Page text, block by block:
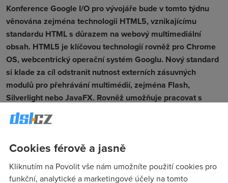
Konference Google I/O pro vývojáře bude v tomto týdnu
věnována zejména technologii HTML5, vznikajícímu
standardu HTML s důrazem na webový multimediální
obsah. HTML5 je klíčovou technologií rovněž pro Chrome
OS, webcentrický operační systém Googlu. Nový standard
si klade za cíl odstranit nutnost externích zásuvných
modulů pro přehrávání multimédií, zejména Flash,
Silverlight nebo JavaFX. Rovněž umožňuje pracovat s
webovým obsahem i v offline režimu, čehož chce využívat
právě Chrome OS.
otázkám spojeným s budováním nové generace webu,
mobilních a firemních aplikací za pomocí technologií Google
a otevřeného webu," píše Google k setkání.
Cookies férově a jasně
Kliknutím na Povolit vše nám umožníte použití cookies pro
funkční, analytické a marketingové účely na tomto